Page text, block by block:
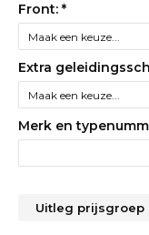
Front: *
Extra
Merk en
Uitleg prijsgroep